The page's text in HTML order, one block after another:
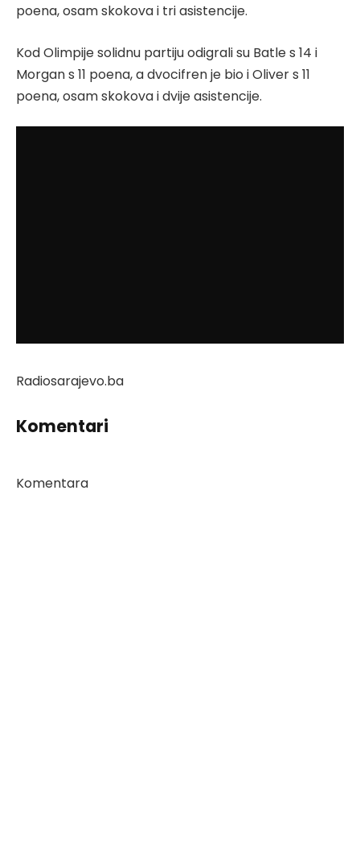
poena, osam skokova i tri asistencije.
Kod Olimpije solidnu partiju odigrali su Batle s 14 i
Morgan s 11 poena, a dvocifren je bio i Oliver s 11
poena, osam skokova i dvije asistencije.
Radiosarajevo.ba
Komentari
Komentara